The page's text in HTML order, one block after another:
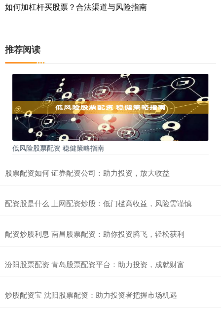
如何加杠杆买股票？合法渠道与风险指南
推荐阅读
低风险股票配资 稳健策略指南
股票配资如何 证券配资公司：助力投资，放大收益
配资股是什么 上网配资炒股：低门槛高收益，风险需谨慎
配资炒股利息 南昌股票配资：助你投资腾飞，轻松获利
汾阳股票配资 青岛股票配资平台：助力投资，成就财富
炒股配资宝 沈阳股票配资：助力投资者把握市场机遇